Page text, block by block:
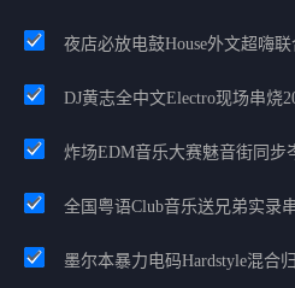
墨尔本暴力电码Hardstyle混合